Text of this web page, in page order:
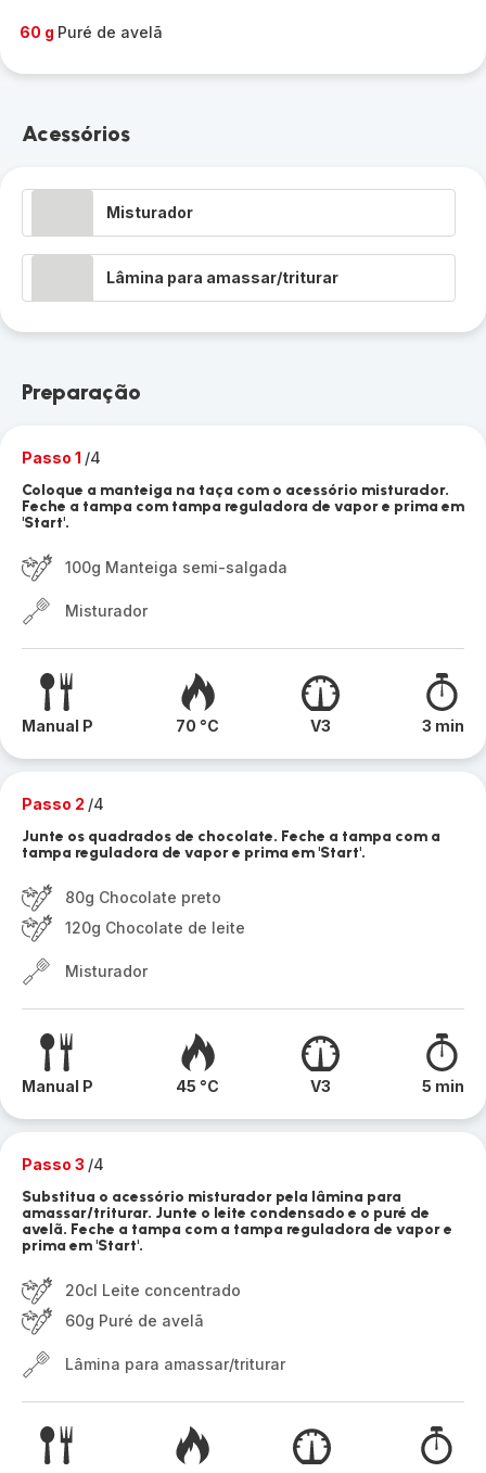
60 g Puré de avelã
Acessórios
Misturador
Lâmina para amassar/triturar
Preparação
Passo 1 /4
Coloque a manteiga na taça com o acessório misturador.
Feche a tampa com tampa reguladora de vapor e prima em
'Start'.
100g Manteiga semi-salgada
Misturador
Manual P 70 °C V3 3 min
Passo 2 /4
Junte os quadrados de chocolate. Feche a tampa com a
tampa reguladora de vapor e prima em 'Start'.
80g Chocolate preto
120g Chocolate de leite
Misturador
Manual P 45 °C V3 5 min
Passo 3 /4
Substitua o acessório misturador pela lâmina para
amassar/triturar. Junte o leite condensado e o puré de
avelã. Feche a tampa com a tampa reguladora de vapor e
prima em 'Start'.
20cl Leite concentrado
60g Puré de avelã
Lâmina para amassar/triturar